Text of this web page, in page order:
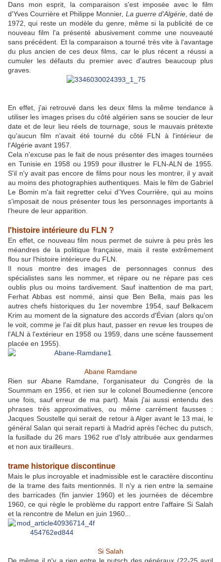
Dans mon esprit, la comparaison s'est imposée avec le film
d'Yves Courrière et Philippe Monnier, La guerre d'Algérie, daté de
1972, qui reste un modèle du genre, même si la publicité de ce
nouveau film l'a présenté abusivement comme une nouveauté
sans précédent. Et la comparaison a tourné très vite à l'avantage
du plus ancien de ces deux films, car le plus récent a réussi a
cumuler les défauts du premier avec d'autres beaucoup plus
graves.
En effet, j'ai retrouvé dans les deux films la même tendance à
utiliser les images prises du côté algérien sans se soucier de leur
date et de leur lieu réels de tournage, sous le mauvais prétexte
qu'aucun film n'avait été tourné du côté FLN à l'intérieur de
l'Algérie avant 1957.
Cela n'excuse pas le fait de nous présenter des images tournées
en Tunisie en 1958 ou 1959 pour illustrer le FLN-ALN de 1955.
S'il n'y avait pas encore de films pour nous les montrer, il y avait
au moins des photographies authentiques. Mais le film de Gabriel
Le Bomin m'a fait regretter celui d'Yves Courrière, qui au moins
s'imposait de nous présenter tous les personnages importants à
l'heure de leur apparition.
l'histoire intérieure du FLN ?
En effet, ce nouveau film nous permet de suivre à peu près les
méandres de la politique française, mais il reste extrêmement
flou sur l'histoire intérieure du FLN.
Il nous montre des images de personnages connus des
spécialistes sans les nommer, et répare ou ne répare pas ces
oublis plus ou moins tardivement. Sauf inattention de ma part,
Ferhat Abbas est nommé, ainsi que Ben Bella, mais pas les
autres chefs historiques du 1er novembre 1954, sauf Belkacem
Krim au moment de la signature des accords d'Évian (alors qu'on
le voit, comme je l'ai dit plus haut, passer en revue les troupes de
l'ALN à l'extérieur en 1958 ou 1959, dans une scène faussement
placée en 1955).
Abane Ramdane
Rien sur Abane Ramdane, l'organisateur du Congrès de la
Soummam en 1956, et rien sur le colonel Boumedienne (encore
une fois, sauf erreur de ma part). Mais j'ai aussi entendu des
phrases très approximatives, ou même carrément fausses :
Jacques Soustelle qui serait de retour à Alger avant le 13 mai, le
général Salan qui serait reparti à Madrid après l'échec du putsch,
la fusillade du 26 mars 1962 rue d'Isly attribuée aux gendarmes
et non aux tirailleurs.
trame historique discontinue
Mais le plus incroyable et inadmissible est le caractère discontinu
de la trame des faits mentionnés. Il n'y a rien entre la semaine
des barricades (fin janvier 1960) et les journées de décembre
1960, ce qui règle le problème du rapport entre l'affaire Si Salah
et la rencontre de Melun en juin 1960...
Si Salah